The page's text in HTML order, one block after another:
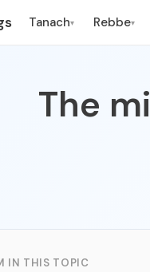
Tanach▾ Rebbe▾
The
IN THIS TOPIC